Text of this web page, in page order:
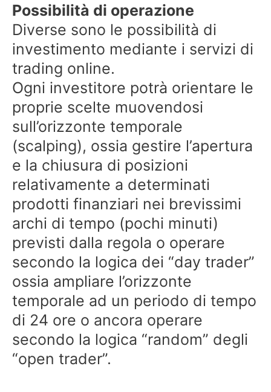
Possibilità di operazione
Diverse sono le possibilità di
investimento mediante i servizi di
trading online.
Ogni investitore potrà orientare le
proprie scelte muovendosi
sull’orizzonte temporale
(scalping), ossia gestire l’apertura
e la chiusura di posizioni
relativamente a determinati
prodotti finanziari nei brevissimi
archi di tempo (pochi minuti)
previsti dalla regola o operare
secondo la logica dei “day trader”
ossia ampliare l’orizzonte
temporale ad un periodo di tempo
di 24 ore o ancora operare
secondo la logica “random” degli
“open trader”.